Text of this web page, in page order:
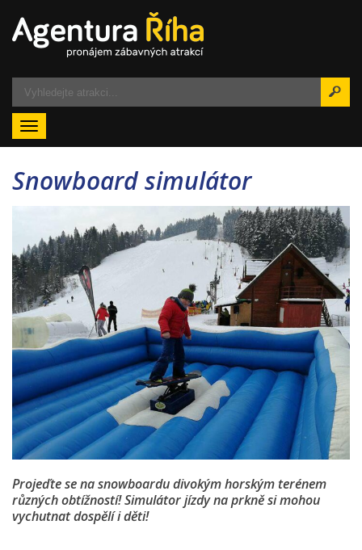
Menu
Snowboard simulátor
Projeďte se na snowboardu divokým horským terénem
různých obtížností! Simulátor jízdy na prkně si mohou
vychutnat dospělí i děti!